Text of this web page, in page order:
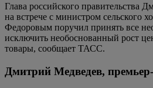
Глава российского правительства
на встрече с министром сельского
Федоровым поручил принять все
исключить необоснованный рост
товары, сообщает ТАСС.
Дмитрий Медведев,